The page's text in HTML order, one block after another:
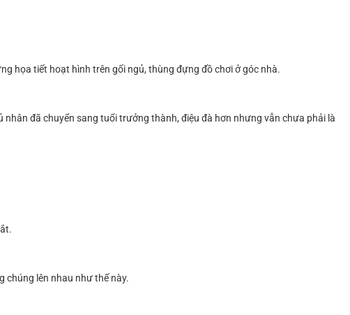
họa tiết hoạt hình trên gối ngủ, thùng đựng đồ chơi ở góc nhà.
đã chuyển sang tuổi trưởng thành, điệu đà hơn nhưng vẫn chưa phải là
chúng lên nhau như thế này.